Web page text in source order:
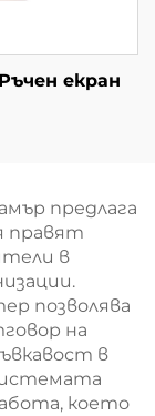
екран
предлага
правят
в
позволява
на
в
което